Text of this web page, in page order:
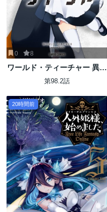
0 8
ワールド・ティーチャー 異世
界式教育エージェント
第98.2話
20時間前